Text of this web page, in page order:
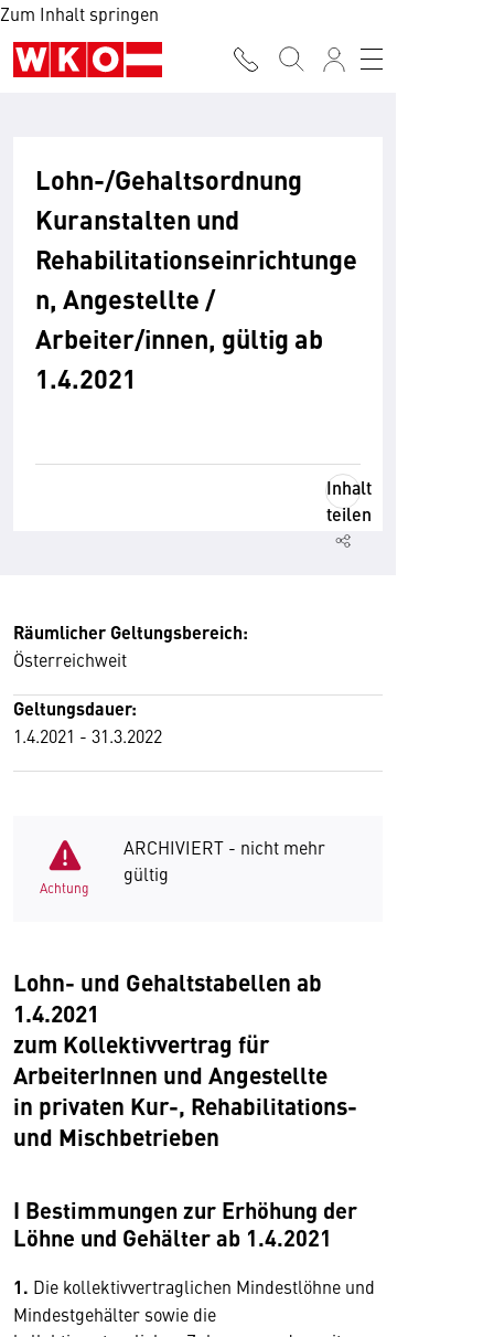
Zum Inhalt springen
Lohn-/Gehaltsordnung
Kuranstalten und
Rehabilitationseinrichtunge
n, Angestellte /
Arbeiter/innen, gültig ab
1.4.2021
Inhalt
teilen
Räumlicher Geltungsbereich:
Österreichweit
Geltungsdauer:
1.4.2021 - 31.3.2022
Achtung
ARCHIVIERT - nicht mehr
gültig
Lohn- und Gehaltstabellen ab
1.4.2021
zum Kollektivvertrag für
ArbeiterInnen und Angestellte
in privaten Kur-, Rehabilitations-
und Mischbetrieben
I Bestimmungen zur Erhöhung der
Löhne und Gehälter ab 1.4.2021
1. Die kollektivvertraglichen Mindestlöhne und
Mindestgehälter sowie die